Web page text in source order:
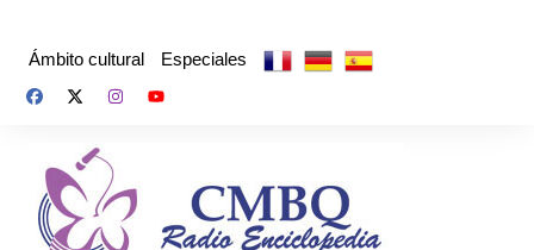
Ámbito cultural Especiales